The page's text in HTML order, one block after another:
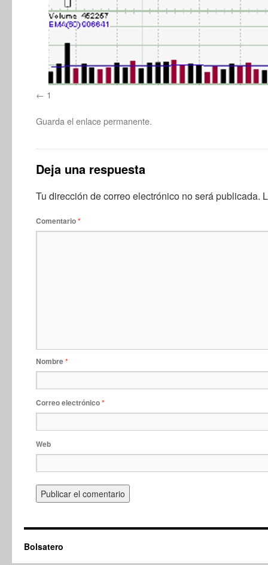
1
Guarda el enlace permanente.
Deja una respuesta
Tu dirección de correo electrónico no será publicada.
Comentario*
Nombre*
Correo electrónico*
Web
Bolsatero